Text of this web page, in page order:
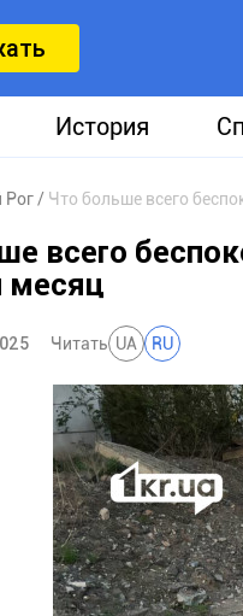
История
Рог Что больше всего
всего
Читать UA RU